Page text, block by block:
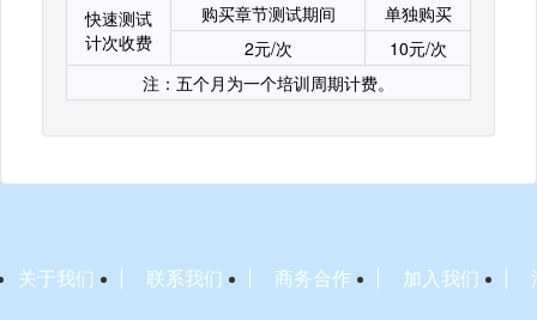
快速测试
计次收费
购买章节测试期间
单独购买
2元/次
10元/次
注：五个月为一个培训周期计费。
关于我们 联系我们 商务合作 加入我们